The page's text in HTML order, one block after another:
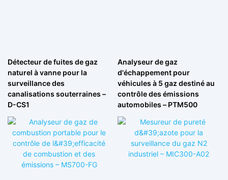
Détecteur de fuites de gaz
naturel à vanne pour la
surveillance des
canalisations souterraines –
D-CS1
Analyseur de gaz
d'échappement pour
véhicules à 5 gaz destiné au
contrôle des émissions
automobiles – PTM500